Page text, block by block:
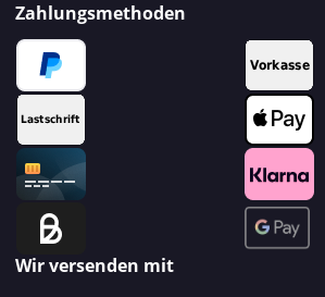
Zahlungsmethoden
Wir versenden mit